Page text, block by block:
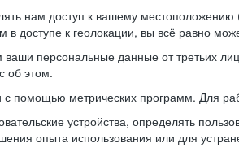
нам доступ к вашему
доступе к геолокации, вы всё равно
персональные данные от третьих
об этом.
помощью метрических программ. Для
устройства, определять
опыта использования или для